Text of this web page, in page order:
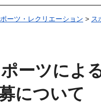
ーツ・レクリエーション > ス
ポーツによ
について